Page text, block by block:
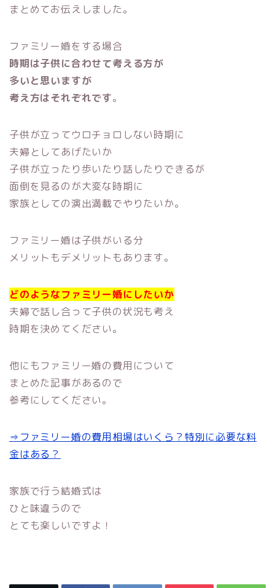
まとめてお伝えしました。
ファミリー婚をする場合
時期は子供に合わせて考える方が
多いと思いますが
考え方はそれぞれです。
子供が立ってウロチョロしない時期に
夫婦としてあげたいか
子供が立ったり歩いたり話したりできるが
面倒を見るのが大変な時期に
家族としての演出満載でやりたいか。
ファミリー婚は子供がいる分
メリットもデメリットもあります。
どのようなファミリー婚にしたいか
夫婦で話し合って子供の状況も考え
時期を決めてください。
他にもファミリー婚の費用について
まとめた記事があるので
参考にしてください。
⇒ファミリー婚の費用相場はいくら？特別に必要な料
金はある？
家族で行う結婚式は
ひと味違うので
とても楽しいですよ！